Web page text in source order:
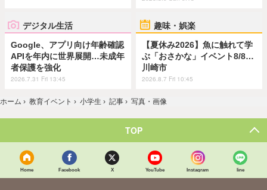
デジタル生活
Google、アプリ向け年齢確認
APIを年内に世界展開…未成年
者保護を強化
2026.7.31 Fri 13:45
趣味・娯楽
【夏休み2026】魚に触れて学
ぶ「おさかな」イベント8/8…
川崎市
2026.8.7 Fri 10:45
ホーム › 教育イベント › 小学生 › 記事 › 写真・画像
TOP
Home Facebook X YouTube Instagram line